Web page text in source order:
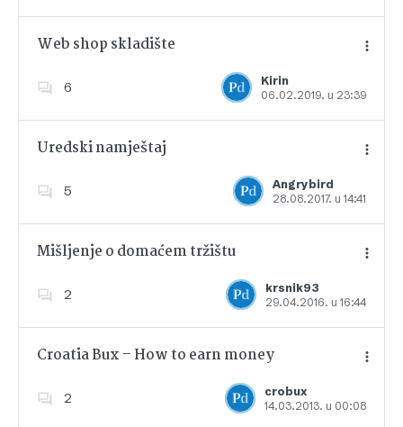
Web shop skladište
6
Kirin
06.02.2019. u 23:39
Dodajte u favorite
Uredski namještaj
5
Angrybird
28.08.2017. u 14:41
Dodajte u favorite
Mišljenje o domaćem tržištu
2
krsnik93
29.04.2016. u 16:44
Dodajte u favorite
Croatia Bux – How to earn money
2
crobux
14.03.2013. u 00:08
Dodajte u favorite